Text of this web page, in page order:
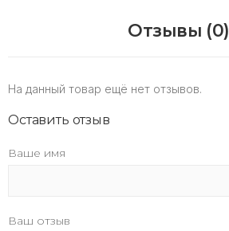
Отзывы (0)
На данный товар ещё нет отзывов.
Оставить отзыв
Ваше имя
Ваш отзыв